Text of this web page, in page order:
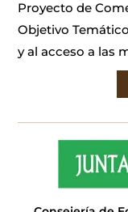
Proyecto de
Objetivo
y al acceso a las